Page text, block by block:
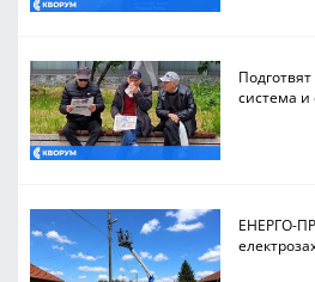
система
ЕНЕРГО-